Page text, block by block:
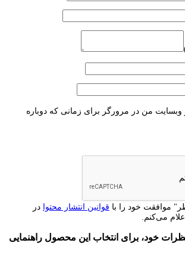
وبسایت من در مرورگر برای زمانی که دوباره
موافقت خود را با قوانین انتشار محتوا در
می‌کنم.
خود، برای انتخاب این محصول راهنمایی